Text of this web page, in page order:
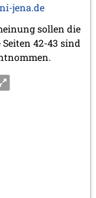
jena.de
sollen die
42-43 sind